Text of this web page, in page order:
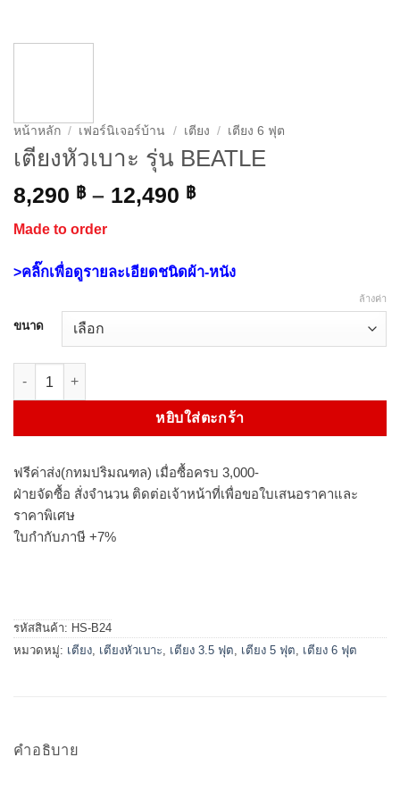
หน้าหลัก / เฟอร์นิเจอร์บ้าน / เตียง / เตียง 6 ฟุต
เตียงหัวเบาะ รุ่น BEATLE
8,290 ฿ – 12,490 ฿Price
through
12,490 ฿
Made to order
>คลิ๊กเพื่อดูรายละเอียดชนิดผ้า-หนัง
ขนาด
ล้างค่า
หยิบใส่ตะกร้า
ฟรีค่าส่ง(กทมปริมณฑล) เมื่อซื้อครบ 3,000-
ฝ่ายจัดซื้อ สั่งจำนวน ติดต่อเจ้าหน้าที่เพื่อขอใบเสนอราคาและ
ราคาพิเศษ
ใบกำกับภาษี +7%
รหัสสินค้า: HS-B24
หมวดหมู่: เตียง, เตียงหัวเบาะ, เตียง 3.5 ฟุต, เตียง 5 ฟุต, เตียง 6 ฟุต
คำอธิบาย